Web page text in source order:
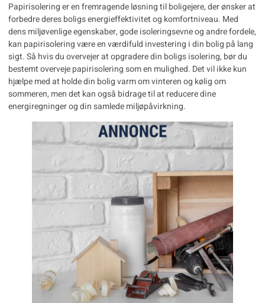
Papirisolering er en fremragende løsning til boligejere, der ønsker at
forbedre deres boligs energieffektivitet og komfortniveau. Med
dens miljøvenlige egenskaber, gode isoleringsevne og andre fordele,
kan papirisolering være en værdifuld investering i din bolig på lang
sigt. Så hvis du overvejer at opgradere din boligs isolering, bør du
bestemt overveje papirisolering som en mulighed. Det vil ikke kun
hjælpe med at holde din bolig varm om vinteren og kølig om
sommeren, men det kan også bidrage til at reducere dine
energiregninger og din samlede miljøpåvirkning.